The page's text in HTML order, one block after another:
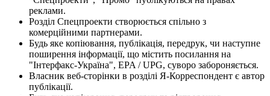
реклами.
Розділ Спецпроекти створюється спільно з
комерційними партнерами.
Будь яке копіювання, публікація, передрук, чи наступне
поширення інформації, що містить посилання на
"Інтерфакс-Україна", EPA / UPG, суворо забороняється.
Власник веб-сторінки в розділі Я-Корреспондент є автор
публікації.